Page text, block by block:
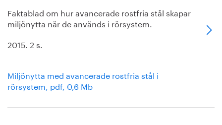
Faktablad om hur avancerade rostfria stål skapar
miljönytta när de används i rörsystem.
2015. 2 s.
Miljönytta med avancerade rostfria stål i
rörsystem, pdf, 0,6 Mb